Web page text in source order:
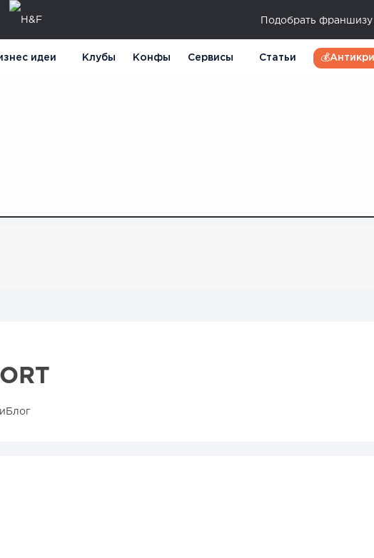
Подобрать франшизу
идеи Клубы Конфы Сервисы Статьи
Блог